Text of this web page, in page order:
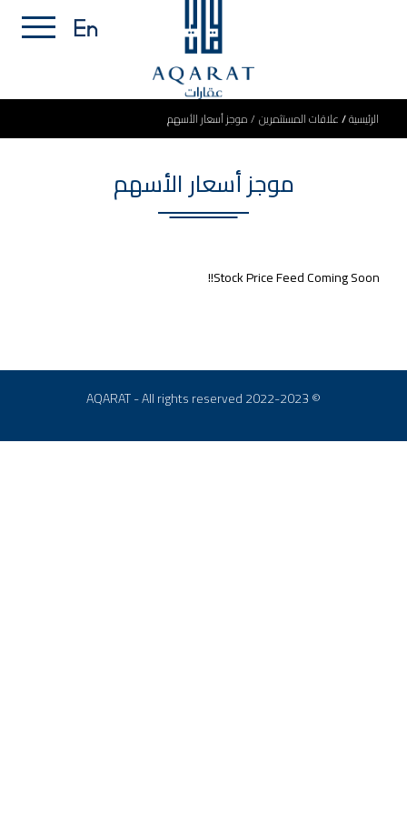
الرئيسية علاقات المستثمرين موجز أسعار الأسهم
موجز أسعار الأسهم
Stock Price Feed Coming Soon!!
© 2022-2023 AQARAT - All rights reserved